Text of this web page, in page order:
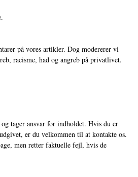
på vores artikler. Dog modererer vi
racisme, had og angreb på privatlivet.
tager ansvar for indholdet. Hvis du er
er du velkommen til at kontakte os.
men retter faktuelle fejl, hvis de